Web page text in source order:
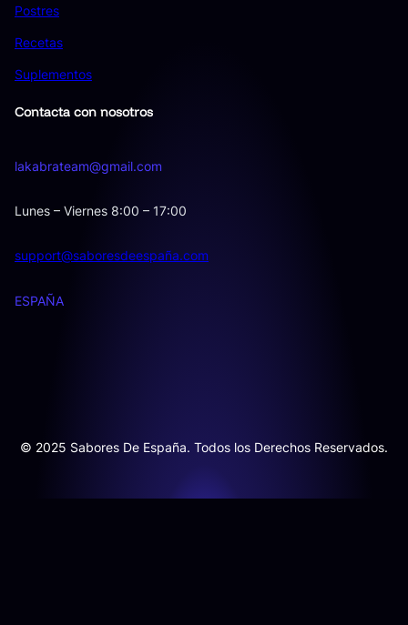
Postres
Recetas
Suplementos
Contacta con nosotros
lakabrateam@gmail.com
Lunes – Viernes 8:00 – 17:00
support@saboresdeespaña.com
ESPAÑA
© 2025 Sabores De España. Todos los Derechos Reservados.